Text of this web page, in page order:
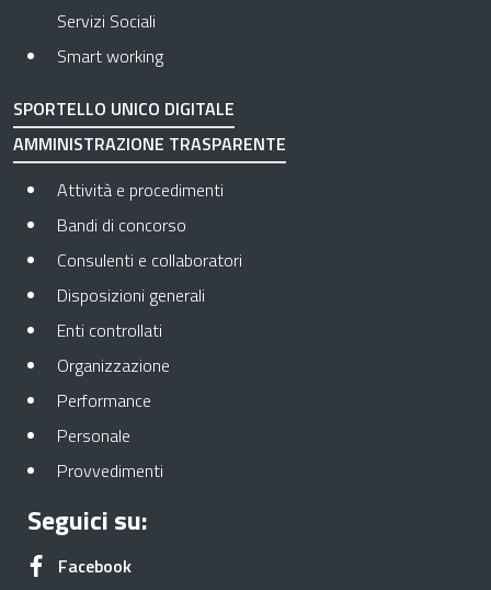
Servizi Sociali
Smart working
SPORTELLO UNICO DIGITALE
AMMINISTRAZIONE TRASPARENTE
Attività e procedimenti
Bandi di concorso
Consulenti e collaboratori
Disposizioni generali
Enti controllati
Organizzazione
Performance
Personale
Provvedimenti
Seguici su:
FacebookApre in una nuova scheda